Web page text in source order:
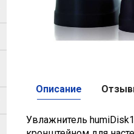
Описание
Увлажнитель